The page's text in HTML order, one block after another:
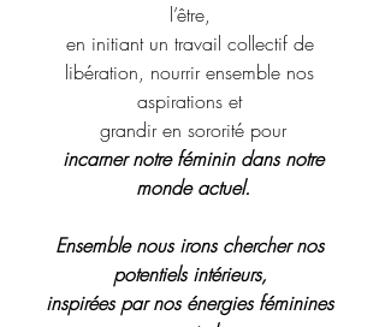
l’être,
en initiant un travail collectif de
libération, nourrir ensemble nos
aspirations et
grandir en sororité pour
incarner notre féminin dans notre
monde actuel.
Ensemble nous irons chercher nos
potentiels intérieurs,
inspirées par nos énergies féminines